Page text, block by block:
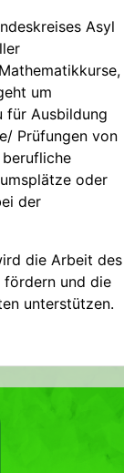
Asyl
um
für Ausbildung
Prüfungen von
oder
der
die Arbeit des
fördern und die
unterstützen.